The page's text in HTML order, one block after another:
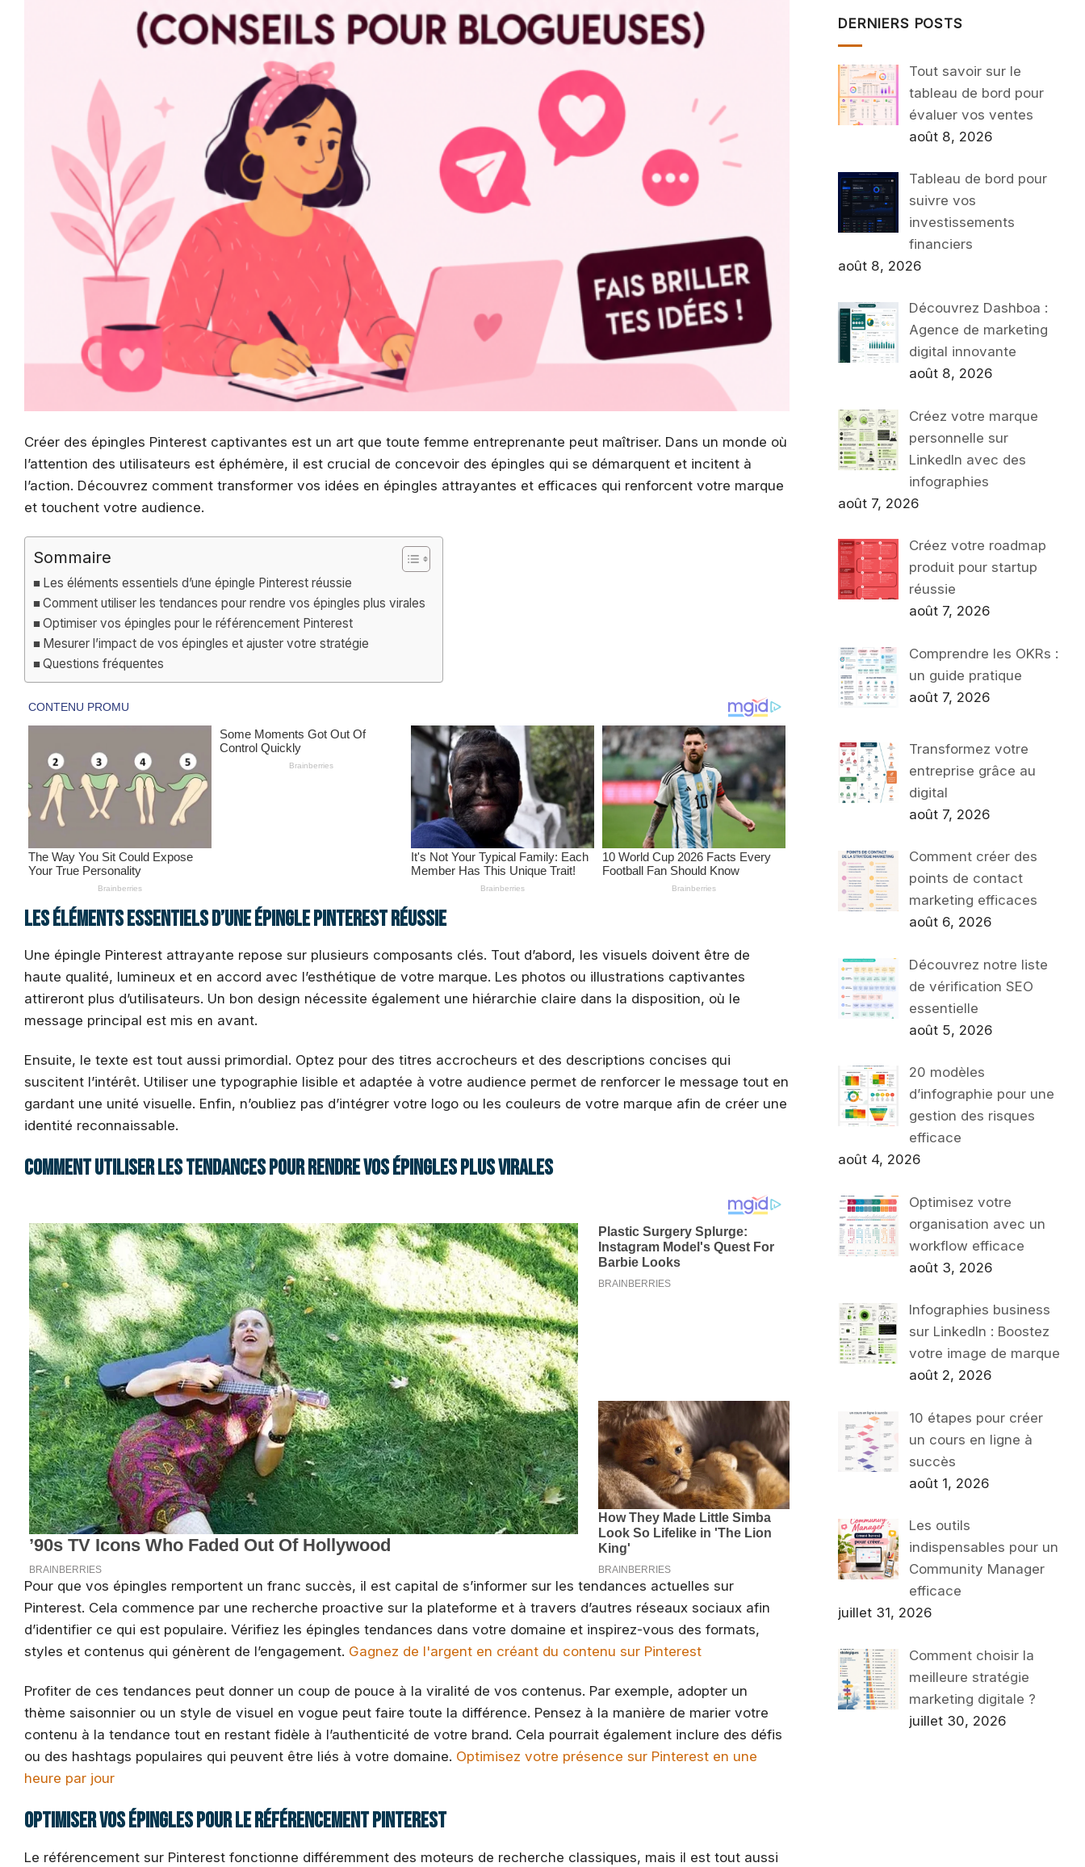
Créer des épingles Pinterest captivantes est un art que toute femme entreprenante peut maîtriser. Dans un monde où
l’attention des utilisateurs est éphémère, il est crucial de concevoir des épingles qui se démarquent et incitent à
l’action. Découvrez comment transformer vos idées en épingles attrayantes et efficaces qui renforcent votre marque
et touchent votre audience.
Sommaire
Les éléments essentiels d’une épingle Pinterest réussie
Comment utiliser les tendances pour rendre vos épingles plus virales
Optimiser vos épingles pour le référencement Pinterest
Mesurer l’impact de vos épingles et ajuster votre stratégie
Questions fréquentes
Les éléments essentiels d’une épingle Pinterest réussie
Une épingle Pinterest attrayante repose sur plusieurs composants clés. Tout d’abord, les visuels doivent être de
haute qualité, lumineux et en accord avec l’esthétique de votre marque. Les photos ou illustrations captivantes
attireront plus d’utilisateurs. Un bon design nécessite également une hiérarchie claire dans la disposition, où le
message principal est mis en avant.
Ensuite, le texte est tout aussi primordial. Optez pour des titres accrocheurs et des descriptions concises qui
suscitent l’intérêt. Utiliser une typographie lisible et adaptée à votre audience permet de renforcer le message tout en
gardant une unité visuelle. Enfin, n’oubliez pas d’intégrer votre logo ou les couleurs de votre marque afin de créer une
identité reconnaissable.
Comment utiliser les tendances pour rendre vos épingles plus virales
Pour que vos épingles remportent un franc succès, il est capital de s’informer sur les tendances actuelles sur
Pinterest. Cela commence par une recherche proactive sur la plateforme et à travers d’autres réseaux sociaux afin
d’identifier ce qui est populaire. Vérifiez les épingles tendances dans votre domaine et inspirez-vous des formats,
styles et contenus qui génèrent de l’engagement. Gagnez de l'argent en créant du contenu sur Pinterest
Profiter de ces tendances peut donner un coup de pouce à la viralité de vos contenus. Par exemple, adopter un
thème saisonnier ou un style de visuel en vogue peut faire toute la différence. Pensez à la manière de marier votre
contenu à la tendance tout en restant fidèle à l’authenticité de votre brand. Cela pourrait également inclure des défis
ou des hashtags populaires qui peuvent être liés à votre domaine. Optimisez votre présence sur Pinterest en une
heure par jour
Optimiser vos épingles pour le référencement Pinterest
Le référencement sur Pinterest fonctionne différemment des moteurs de recherche classiques, mais il est tout aussi
DERNIERS POSTS
Tout savoir sur le
tableau de bord pour
évaluer vos ventes
août 8, 2026
Tableau de bord pour
suivre vos
investissements
financiers
août 8, 2026
Découvrez Dashboa :
Agence de marketing
digital innovante
août 8, 2026
Créez votre marque
personnelle sur
LinkedIn avec des
infographies
août 7, 2026
Créez votre roadmap
produit pour startup
réussie
août 7, 2026
Comprendre les OKRs :
un guide pratique
août 7, 2026
Transformez votre
entreprise grâce au
digital
août 7, 2026
Comment créer des
points de contact
marketing efficaces
août 6, 2026
Découvrez notre liste
de vérification SEO
essentielle
août 5, 2026
20 modèles
d’infographie pour une
gestion des risques
efficace
août 4, 2026
Optimisez votre
organisation avec un
workflow efficace
août 3, 2026
Infographies business
sur LinkedIn : Boostez
votre image de marque
août 2, 2026
10 étapes pour créer
un cours en ligne à
succès
août 1, 2026
Les outils
indispensables pour un
Community Manager
efficace
juillet 31, 2026
Comment choisir la
meilleure stratégie
marketing digitale ?
juillet 30, 2026